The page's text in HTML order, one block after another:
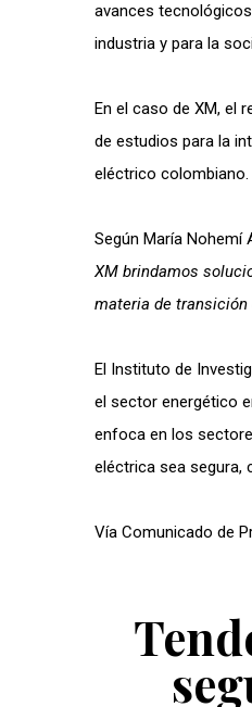
avances
industria y para la
En el caso de XM, el
de estudios para la
eléctrico
Según María Nohemí
XM brindamos
materia de transición
El Instituto de
el sector energético
enfoca en los
eléctrica sea segura,
Vía Comunicado de